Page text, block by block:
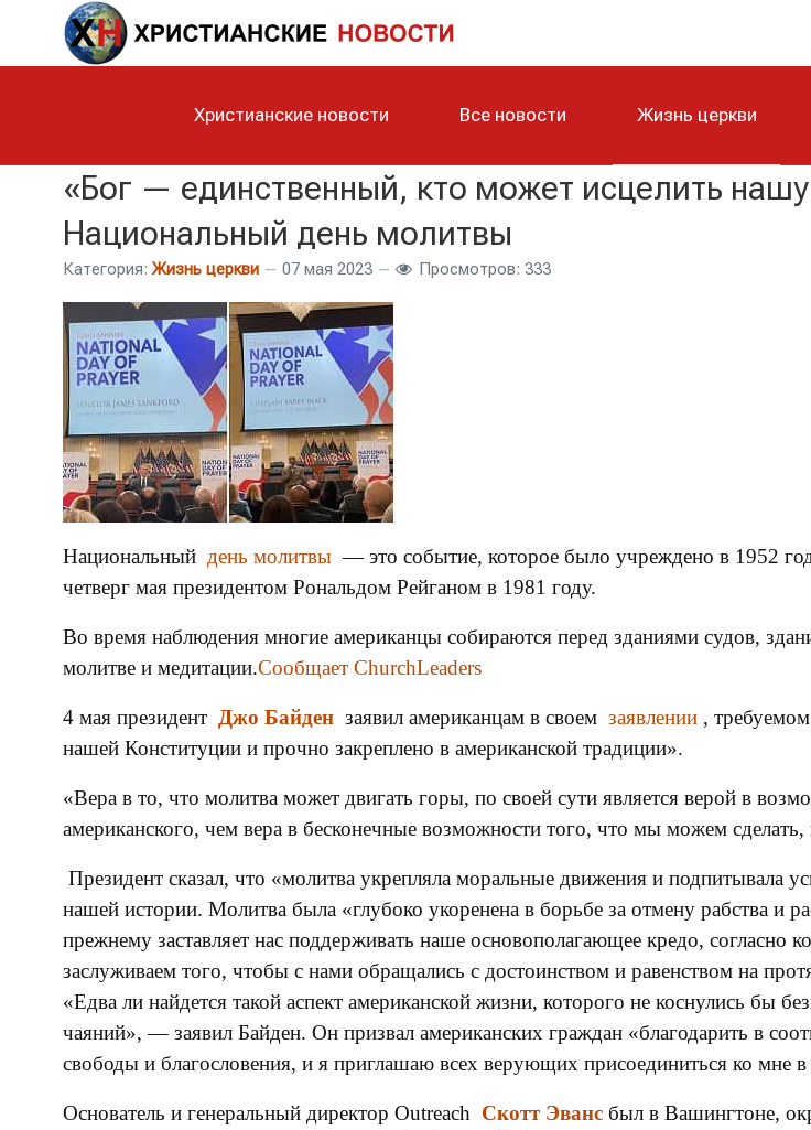
Христианские новости Все новости Жизнь церкви
«Бог — единственный, кто может исцелить
Национальный день молитвы
Категория: Жизнь церкви 07 мая 2023 Просмотров: 333
Национальный день молитвы — это событие, которое было учреждено в 1952
четверг мая президентом Рональдом Рейганом в 1981 году.
Во время наблюдения многие американцы собираются перед зданиями судов,
молитве и медитации.Сообщает ChurchLeaders
4 мая президент Джо Байден заявил американцам в своем заявлении ,
нашей Конституции и прочно закреплено в американской традиции».
«Вера в то, что молитва может двигать горы, по своей сути является верой в
американского, чем вера в бесконечные возможности того, что мы можем
Президент сказал, что «молитва укрепляла моральные движения и подпитывала
нашей истории. Молитва была «глубоко укоренена в борьбе за отмену рабства и
прежнему заставляет нас поддерживать наше основополагающее кредо,
заслуживаем того, чтобы с нами обращались с достоинством и равенством на
«Едва ли найдется такой аспект американской жизни, которого не коснулись бы
чаяний», — заявил Байден. Он призвал американских граждан «благодарить в
свободы и благословения, и я приглашаю всех верующих присоединиться ко мне
Основатель и генеральный директор Outreach Скотт Эванс был в Вашингтоне,